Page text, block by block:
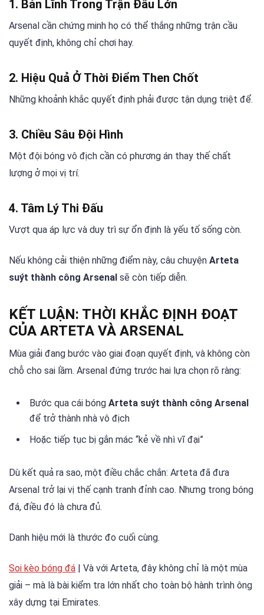
1. Bản Lĩnh Trong Trận Đấu Lớn
Arsenal cần chứng minh họ có thể thắng những trận cầu
quyết định, không chỉ chơi hay.
2. Hiệu Quả Ở Thời Điểm Then Chốt
Những khoảnh khắc quyết định phải được tận dụng triệt để.
3. Chiều Sâu Đội Hình
Một đội bóng vô địch cần có phương án thay thế chất
lượng ở mọi vị trí.
4. Tâm Lý Thi Đấu
Vượt qua áp lực và duy trì sự ổn định là yếu tố sống còn.
Nếu không cải thiện những điểm này, câu chuyện Arteta
suýt thành công Arsenal sẽ còn tiếp diễn.
KẾT LUẬN: THỜI KHẮC ĐỊNH ĐOẠT
CỦA ARTETA VÀ ARSENAL
Mùa giải đang bước vào giai đoạn quyết định, và không còn
chỗ cho sai lầm. Arsenal đứng trước hai lựa chọn rõ ràng:
Bước qua cái bóng Arteta suýt thành công Arsenal
để trở thành nhà vô địch
Hoặc tiếp tục bị gắn mác “kẻ về nhì vĩ đại”
Dù kết quả ra sao, một điều chắc chắn: Arteta đã đưa
Arsenal trở lại vị thế cạnh tranh đỉnh cao. Nhưng trong bóng
đá, điều đó là chưa đủ.
Danh hiệu mới là thước đo cuối cùng.
Soi kèo bóng đá | Và với Arteta, đây không chỉ là một mùa
giải – mà là bài kiểm tra lớn nhất cho toàn bộ hành trình ông
xây dựng tại Emirates.